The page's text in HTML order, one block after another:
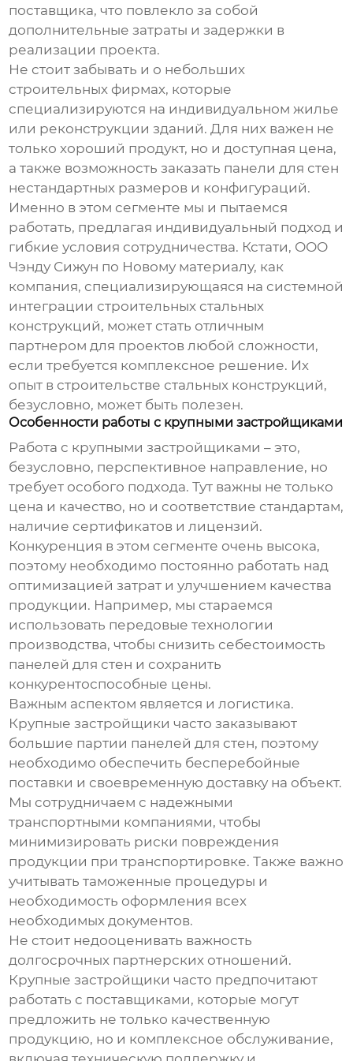
поставщика, что повлекло за собой
дополнительные затраты и задержки в
реализации проекта.
Не стоит забывать и о небольших
строительных фирмах, которые
специализируются на индивидуальном жилье
или реконструкции зданий. Для них важен не
только хороший продукт, но и доступная цена,
а также возможность заказать панели для стен
нестандартных размеров и конфигураций.
Именно в этом сегменте мы и пытаемся
работать, предлагая индивидуальный подход и
гибкие условия сотрудничества. Кстати, ООО
Чэнду Сижун по Новому материалу, как
компания, специализирующаяся на системной
интеграции строительных стальных
конструкций, может стать отличным
партнером для проектов любой сложности,
если требуется комплексное решение. Их
опыт в строительстве стальных конструкций,
безусловно, может быть полезен.
Особенности работы с крупными застройщиками
Работа с крупными застройщиками – это,
безусловно, перспективное направление, но
требует особого подхода. Тут важны не только
цена и качество, но и соответствие стандартам,
наличие сертификатов и лицензий.
Конкуренция в этом сегменте очень высока,
поэтому необходимо постоянно работать над
оптимизацией затрат и улучшением качества
продукции. Например, мы стараемся
использовать передовые технологии
производства, чтобы снизить себестоимость
панелей для стен и сохранить
конкурентоспособные цены.
Важным аспектом является и логистика.
Крупные застройщики часто заказывают
большие партии панелей для стен, поэтому
необходимо обеспечить бесперебойные
поставки и своевременную доставку на объект.
Мы сотрудничаем с надежными
транспортными компаниями, чтобы
минимизировать риски повреждения
продукции при транспортировке. Также важно
учитывать таможенные процедуры и
необходимость оформления всех
необходимых документов.
Не стоит недооценивать важность
долгосрочных партнерских отношений.
Крупные застройщики часто предпочитают
работать с поставщиками, которые могут
предложить не только качественную
продукцию, но и комплексное обслуживание,